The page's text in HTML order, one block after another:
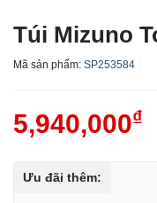
Túi Mizuno
Mã sản phẩm: SP253584
5,940,000₫
Ưu đãi thêm: